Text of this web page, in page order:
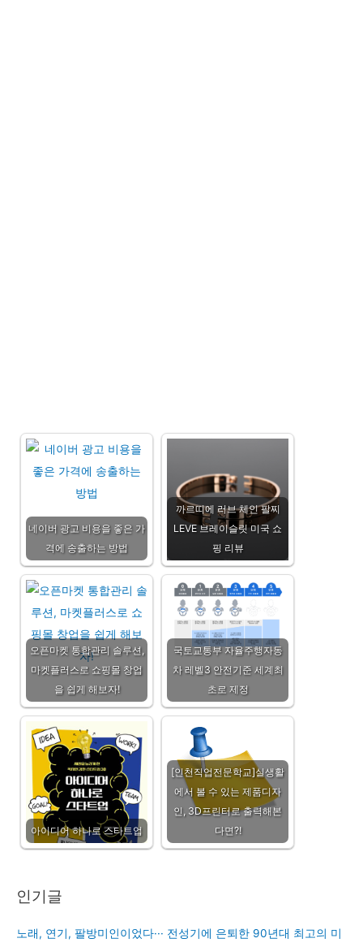
네이버 광고 비용을 좋은 가
격에 송출하는 방법
까르띠에 러브 체인 팔찌
LEVE 브레이슬릿 미국 쇼
핑 리뷰
오픈마켓 통합관리 솔루션,
마켓플러스로 쇼핑몰 창업
을 쉽게 해보자!
국토교통부 자율주행자동
차 레벨3 안전기준 세계최
초로 제정
아이디어 하나로 스타트업
[인천직업전문학교]실생활
에서 볼 수 있는 제품디자
인, 3D프린터로 출력해본
다면?!
인기글
노래, 연기, 팔방미인이었다··· 전성기에 은퇴한 90년대 최고의 미